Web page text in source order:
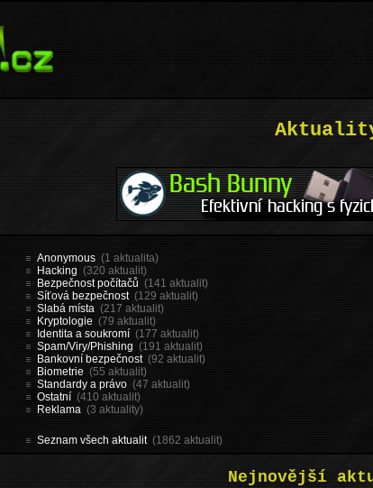
Anonymous (1 aktualita)
Hacking (320 aktualit)
Bezpečnost počítačů (141 aktualit)
Síťová bezpečnost (129 aktualit)
Slabá místa (217 aktualit)
Kryptologie (79 aktualit)
Identita a soukromí (177 aktualit)
Spam/Viry/Phishing (191 aktualit)
Bankovní bezpečnost (92 aktualit)
Biometrie (55 aktualit)
Standardy a právo (47 aktualit)
Ostatní (410 aktualit)
Reklama (3 aktuality)
Seznam všech aktualit (1862 aktualit)
Nejnovější